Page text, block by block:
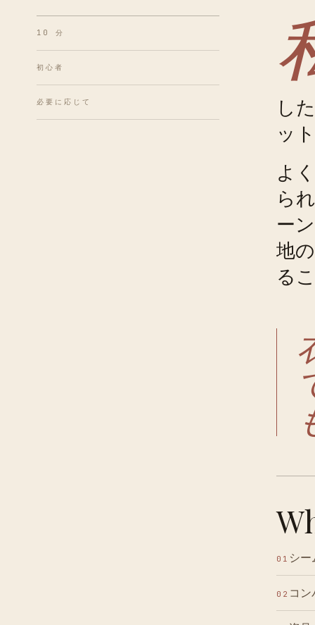
10 分
初心者
必要に応じて
し
ッ
よ
ら
ー
地
る
01 シ
02 コ